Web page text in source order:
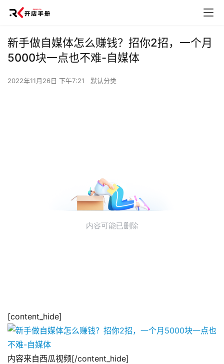
新手做自媒体怎么赚钱？招你2招，一个月
5000块一点也不难-自媒体
2022年11月26日 下午7:21 默认分类
[content_hide]
内容来自西瓜视频[/content_hide]